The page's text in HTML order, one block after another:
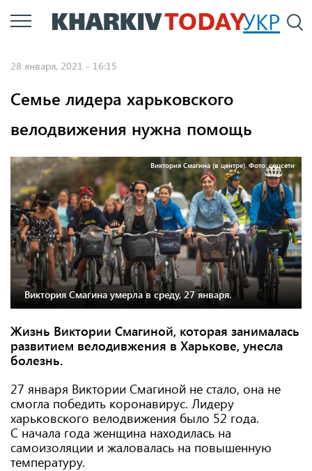
Перейти
к
УКР
28 января, 2021 - 16:15
Семье лидера харьковского
велодвижения нужна помощь
Виктория Смагина (в центре). Фото: соцсети
Виктория Смагина умерла в среду, 27 января.
Жизнь Виктории Смагиной, которая занималась
развитием велодивжения в Харькове, унесла
болезнь.
27 января Виктории Смагиной не стало, она не
смогла победить коронавирус. Лидеру
харьковского велодвижения было 52 года.
С начала года женщина находилась на
самоизоляции и жаловалась на повышенную
температуру.